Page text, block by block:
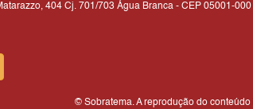
404 Cj. 701/703 Água Branca - CEP 05001-
© Sobratema. A reprodução do